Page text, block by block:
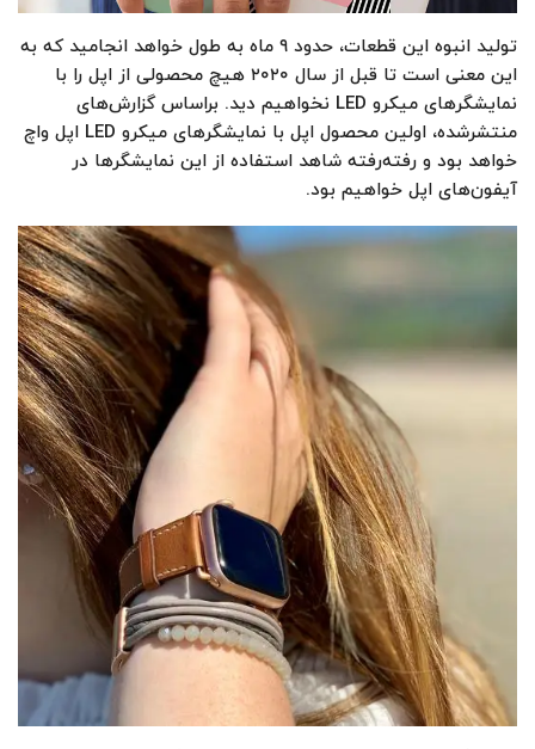
تولید انبوه این قطعات، حدود ۹ ماه به طول خواهد انجامید که به
این معنی است تا قبل از سال ۲۰۲۰ هیچ محصولی از اپل را با
نمایشگرهای میکرو LED نخواهیم دید. براساس گزارش‌های
منتشرشده، اولین محصول اپل با نمایشگرهای میکرو LED اپل واچ
خواهد بود و رفته‌رفته شاهد استفاده از این نمایشگرها در
آیفون‌های اپل خواهیم بود.